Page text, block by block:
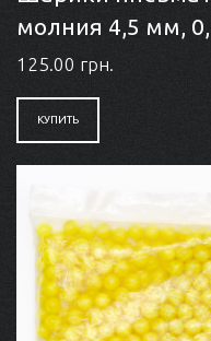
молния 4,5 мм,
125.00 грн.
КУПИТЬ